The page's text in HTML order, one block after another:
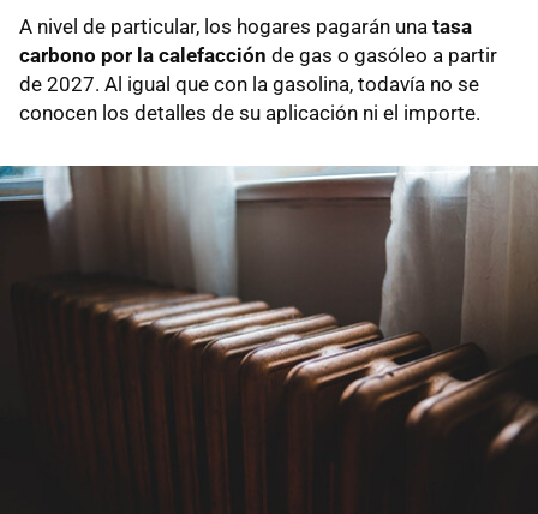
A nivel de particular, los hogares pagarán una tasa
carbono por la calefacción de gas o gasóleo a partir
de 2027. Al igual que con la gasolina, todavía no se
conocen los detalles de su aplicación ni el importe.